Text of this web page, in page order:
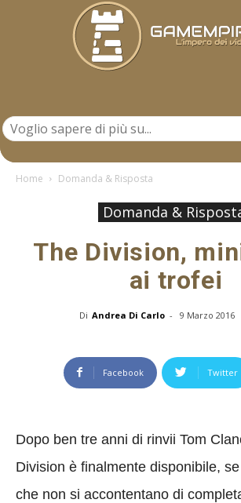
Home Domanda & Risposta
Domanda &
The Division,
ai trofei
Di Andrea Di Carlo - 9 Marzo 2016
Facebook Twitter
Dopo ben tre anni di rinvii Tom
Division è finalmente disponibile,
che non si accontentano di